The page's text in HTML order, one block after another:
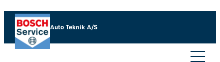
Auto Teknik A/S